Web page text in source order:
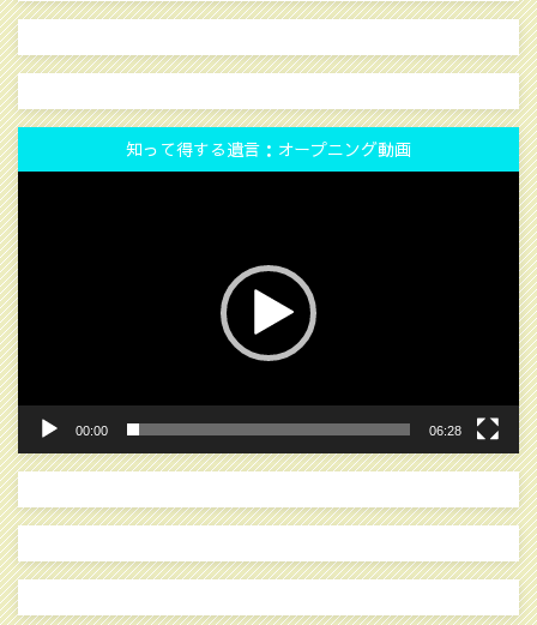
知って得する遺言：オープニング動画
動
画
プ
レ
ー
ヤ
ー
00:00 06:28